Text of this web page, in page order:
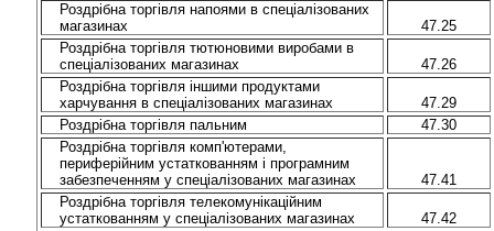
Роздрібна торгівля напоями в спеціалізованих
магазинах
47.25
Роздрібна торгівля тютюновими виробами в
спеціалізованих магазинах
47.26
Роздрібна торгівля іншими продуктами
харчування в спеціалізованих магазинах
47.29
Роздрібна торгівля пальним
47.30
Роздрібна торгівля комп'ютерами,
периферійним устаткованням і програмним
забезпеченням у спеціалізованих магазинах
47.41
Роздрібна торгівля телекомунікаційним
устаткованням у спеціалізованих магазинах
47.42